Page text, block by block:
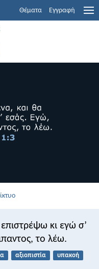
Θέματα Εγγραφή
κι εγώ σ’
το λέω.
αξιοπιστία υπακοή